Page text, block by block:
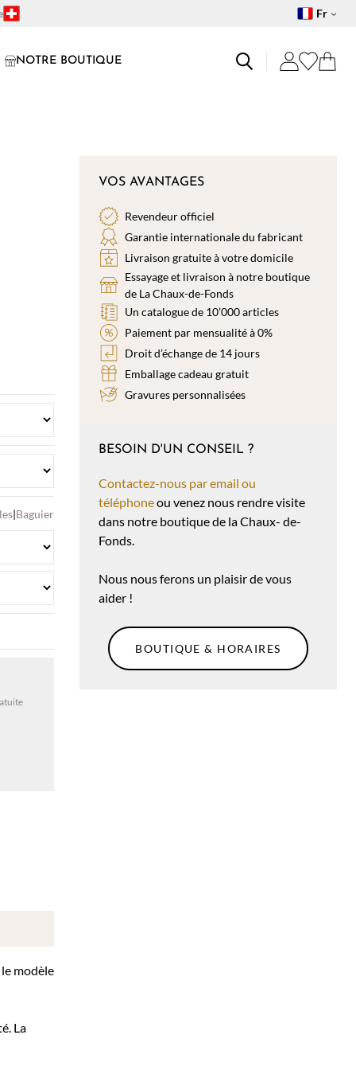
Fr
NOTRE BOUTIQUE
Baguier
modèle
La
VOS AVANTAGES
Revendeur officiel
Garantie internationale du fabricant
Livraison gratuite à votre domicile
Essayage et livraison à notre boutique
de La Chaux-de-Fonds
Un catalogue de 10’000 articles
Paiement par mensualité à 0%
Droit d’échange de 14 jours
Emballage cadeau gratuit
Gravures personnalisées
BESOIN D'UN CONSEIL ?
Contactez-nous par email ou
téléphoneou venez nous rendre visite
dans notre boutique de la Chaux- de-
Fonds.
Nous nous ferons un plaisir de vous
aider !
BOUTIQUE & HORAIRES